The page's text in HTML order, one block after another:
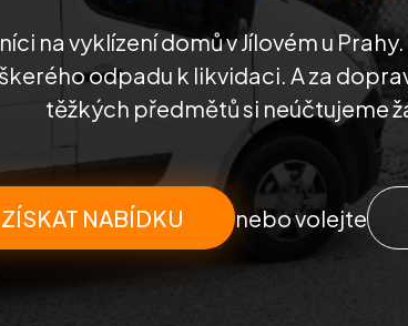
na vyklízení domů v Jílovém u
odpadu k likvidaci. A za
těžkých předmětů si neúčtujeme
ZÍSKAT NABÍDKU nebo volejte